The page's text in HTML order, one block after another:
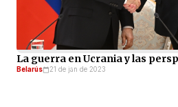
La guerra en Ucrania y las
Belarús 21 de jan de 2023